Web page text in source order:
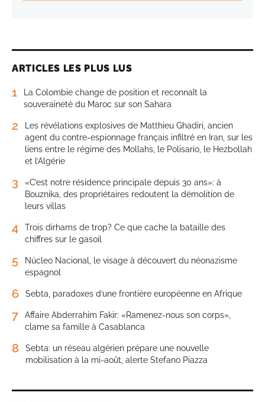
ARTICLES LES PLUS LUS
1
La Colombie change de position et reconnaît la
souveraineté du Maroc sur son Sahara
2
Les révélations explosives de Matthieu Ghadiri, ancien
agent du contre-espionnage français infiltré en Iran, sur les
liens entre le régime des Mollahs, le Polisario, le Hezbollah
et l’Algérie
3
«C’est notre résidence principale depuis 30 ans»: à
Bouznika, des propriétaires redoutent la démolition de
leurs villas
4
Trois dirhams de trop? Ce que cache la bataille des
chiffres sur le gasoil
5
Núcleo Nacional, le visage à découvert du néonazisme
espagnol
6 Sebta, paradoxes d’une frontière européenne en Afrique
7
Affaire Abderrahim Fakir: «Ramenez-nous son corps»,
clame sa famille à Casablanca
8
Sebta: un réseau algérien prépare une nouvelle
mobilisation à la mi-août, alerte Stefano Piazza